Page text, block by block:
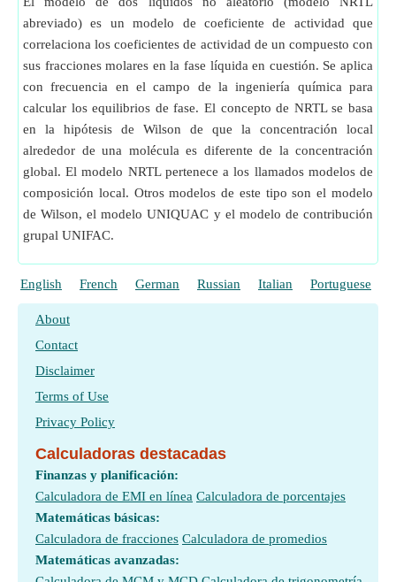
abreviado) es un modelo de coeficiente de actividad que
correlaciona los coeficientes de actividad de un compuesto con
sus fracciones molares en la fase líquida en cuestión. Se aplica
con frecuencia en el campo de la ingeniería química para
calcular los equilibrios de fase. El concepto de NRTL se basa
en la hipótesis de Wilson de que la concentración local
alrededor de una molécula es diferente de la concentración
global. El modelo NRTL pertenece a los llamados modelos de
composición local. Otros modelos de este tipo son el modelo
de Wilson, el modelo UNIQUAC y el modelo de contribución
grupal UNIFAC.
English French German Russian Italian Portuguese
About
Contact
Disclaimer
Terms of Use
Privacy Policy
Calculadoras destacadas
Finanzas y planificación:
Calculadora de EMI en línea Calculadora de porcentajes
Matemáticas básicas:
Calculadora de fracciones Calculadora de promedios
Matemáticas avanzadas: